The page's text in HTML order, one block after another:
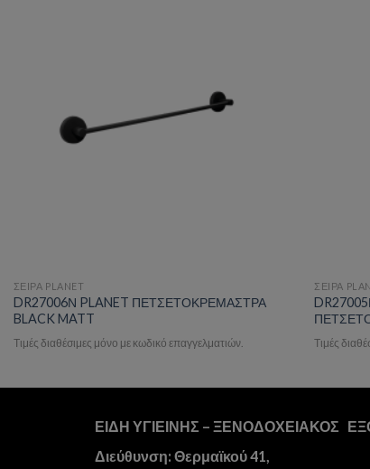
ΣΕΙΡΑ PLANET
DR27006Ν PLANET ΠΕΤΣΕΤΟΚΡΕΜΑΣΤΡΑ
BLACK MATT
Τιμές διαθέσιμες μόνο με κωδικό επαγγελματιών.
ΣΕΙΡΑ
Τιμές
ΕΙΔΗ ΥΓΙΕΙΝΗΣ – ΞΕΝΟΔΟΧΕΙΑΚΟΣ
Διεύθυνση: Θερμαϊκού 41,